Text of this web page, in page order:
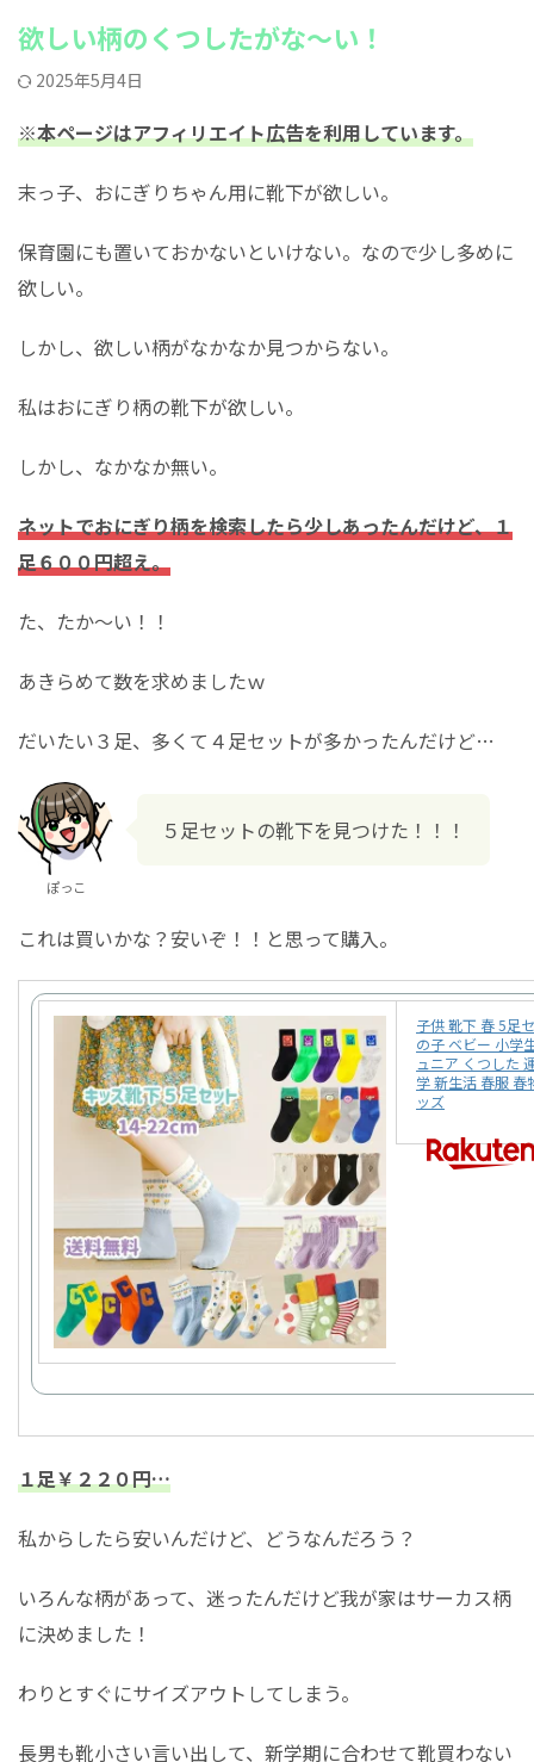
欲しい柄のくつしたがな～い！
2025年5月4日
※本ページはアフィリエイト広告を利用しています。
末っ子、おにぎりちゃん用に靴下が欲しい。
保育園にも置いておかないといけない。なので少し多めに
欲しい。
しかし、欲しい柄がなかなか見つからない。
私はおにぎり柄の靴下が欲しい。
しかし、なかなか無い。
ネットでおにぎり柄を検索したら少しあったんだけど、１
足６００円超え。
た、たか～い！！
あきらめて数を求めましたｗ
だいたい３足、多くて４足セットが多かったんだけど…
ぽっこ
５足セットの靴下を見つけた！！！
これは買いかな？安いぞ！！と思って購入。
子供 靴下 春 5足
の子 ベビー 小学
ュニア くつした
学 新生活 春服 春
ッズ
１足￥２２０円…
私からしたら安いんだけど、どうなんだろう？
いろんな柄があって、迷ったんだけど我が家はサーカス柄
に決めました！
わりとすぐにサイズアウトしてしまう。
長男も靴小さい言い出して、新学期に合わせて靴買わない